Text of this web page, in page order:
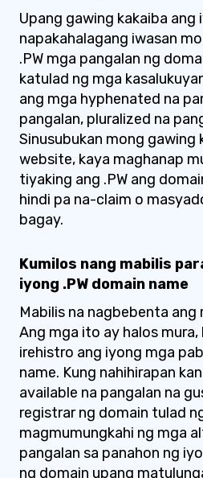
Upang gawing kakaiba ang
napakahalagang iwasan
.PW mga pangalan ng
katulad ng mga
ang mga hyphenated na
pangalan, pluralized na
Sinusubukan mong gawing
website, kaya maghanap
tiyaking ang .PW ang
hindi pa na-claim o
bagay.
Kumilos nang mabilis
iyong .PW domain name
Mabilis na nagbebenta ang
Ang mga ito ay halos mura,
irehistro ang iyong mga
name. Kung nahihirapan
available na pangalan na
registrar ng domain tulad
magmumungkahi ng mga
pangalan sa panahon ng
ng domain upang